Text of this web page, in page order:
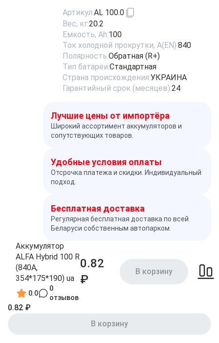
Артикул:AL 100.0
Вес, кг:20.2
Емкость, Ah:100
Ток холодной прокрутки, A(EN):840
Полярность:Обратная (R+)
Тип батареи:Стандартная
Страна происхождения:УКРАИНА
Гарантийный срок (месяцев):24
Лучшие цены от импортёра
Широкий ассортимент аккумуляторов и
сопутствующих товаров.
Удобные условия оплаты
Отсрочка платежа и скидки. Индивидуальный
подход.
Бесплатная доставка
Регулярная бесплатная доставка по всей
Беларуси собственным автопарком.
Аккумулятор
ALFA Hybrid 100 R
(840A,
354*175*190) ua
0.0
0
отзывов
0.82
₽
В корзину
0.82 ₽
В корзину